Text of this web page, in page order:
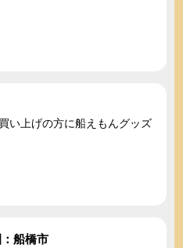
い上げの方に船えもんグッズ
船橋市